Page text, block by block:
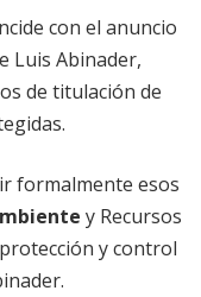
con el anuncio
Luis Abinader,
de titulación de
formalmente esos
y Recursos
y control